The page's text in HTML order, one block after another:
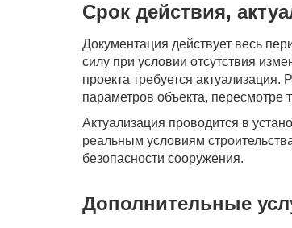
Срок действия,
Документация действует весь
силу при условии отсутствия
проекта требуется
параметров объекта,
Актуализация проводится в
реальным условиям
безопасности сооружения.
Дополнительные